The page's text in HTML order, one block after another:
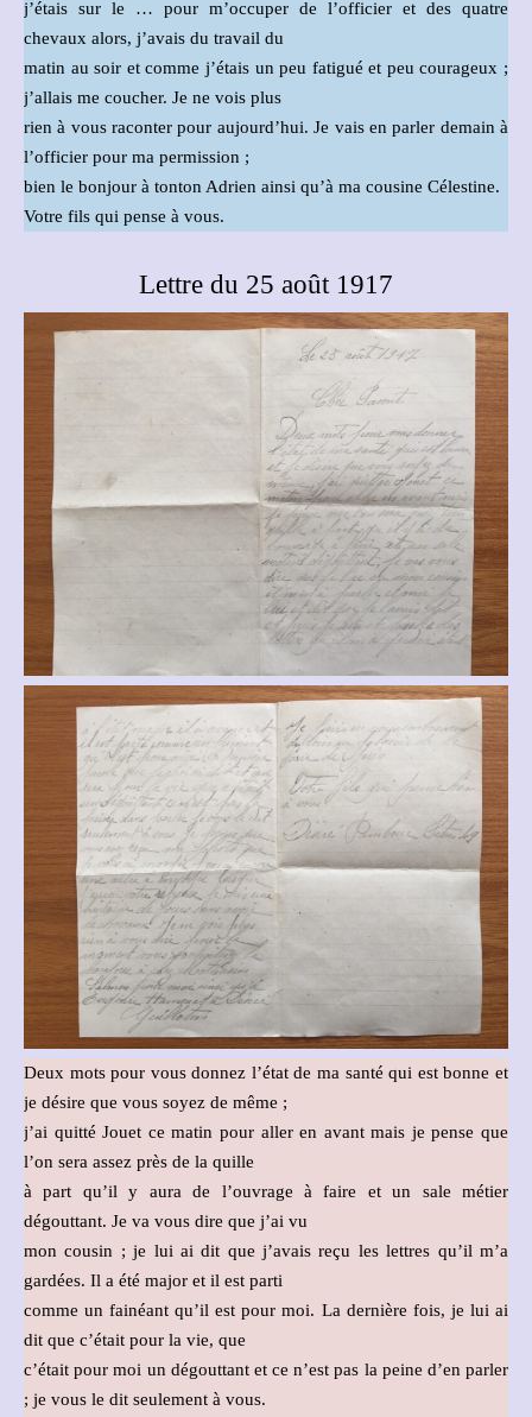
j’étais sur le … pour m’occuper de l’officier et des quatre
chevaux alors, j’avais du travail du
matin au soir et comme j’étais un peu fatigué et peu courageux ;
j’allais me coucher. Je ne vois plus
rien à vous raconter pour aujourd’hui. Je vais en parler demain à
l’officier pour ma permission ;
bien le bonjour à tonton Adrien ainsi qu’à ma cousine Célestine.
Votre fils qui pense à vous.
Lettre du 25 août 1917
Deux mots pour vous donnez l’état de ma santé qui est bonne et
je désire que vous soyez de même ;
j’ai quitté Jouet ce matin pour aller en avant mais je pense que
l’on sera assez près de la quille
à part qu’il y aura de l’ouvrage à faire et un sale métier
dégouttant. Je va vous dire que j’ai vu
mon cousin ; je lui ai dit que j’avais reçu les lettres qu’il m’a
gardées. Il a été major et il est parti
comme un fainéant qu’il est pour moi. La dernière fois, je lui ai
dit que c’était pour la vie, que
c’était pour moi un dégouttant et ce n’est pas la peine d’en parler
; je vous le dit seulement à vous.